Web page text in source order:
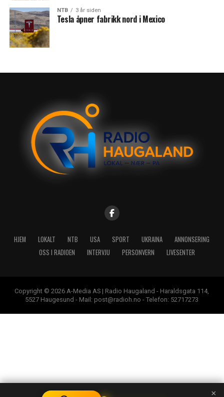
NTB 3 år siden
Tesla åpner fabrikk nord i Mexico
HJEM LOKALT NTB USA SPORT UKRAINA
ANNONSERING
OSS I RADIOEN
INTERVJU PERSONVERN LIVESENTER
Copyright © 2026 A-Media AS | Radio Haugaland - Haraldsgata 114,
5527 Haugesund - Mail: post@radioh.no - Telefon: 52717273
×